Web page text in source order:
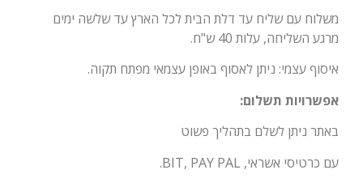
משלוח עם שליח עד דלת הבית לכל הארץ עד שלשה ימים
מרגע השליחה, עלות 40 ש"ח.
איסוף עצמי: ניתן לאסוף באופן עצמאי מפתח תקוה.
אפשרויות תשלום:
באתר ניתן לשלם בתהליך פשוט
עם כרטיסי אשראי, BIT, PAY PAL.